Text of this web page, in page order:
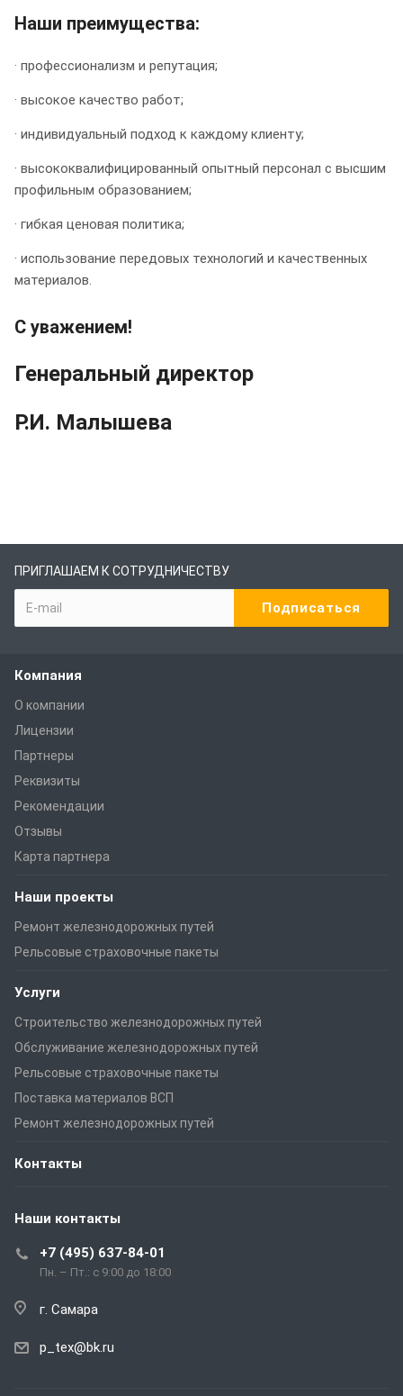
Наши преимущества:
· профессионализм и репутация;
· высокое качество работ;
· индивидуальный подход к каждому клиенту;
· высококвалифицированный опытный персонал с высшим
профильным образованием;
· гибкая ценовая политика;
· использование передовых технологий и качественных
материалов.
С уважением!
Генеральный директор
Р.И. Малышева
ПРИГЛАШАЕМ К СОТРУДНИЧЕСТВУ
Компания
О компании
Лицензии
Партнеры
Реквизиты
Рекомендации
Отзывы
Карта партнера
Наши проекты
Ремонт железнодорожных путей
Рельсовые страховочные пакеты
Услуги
Строительство железнодорожных путей
Обслуживание железнодорожных путей
Рельсовые страховочные пакеты
Поставка материалов ВСП
Ремонт железнодорожных путей
Контакты
Наши контакты
+7 (495) 637-84-01
Пн. – Пт.: с 9:00 до 18:00
г. Самара
p_tex@bk.ru